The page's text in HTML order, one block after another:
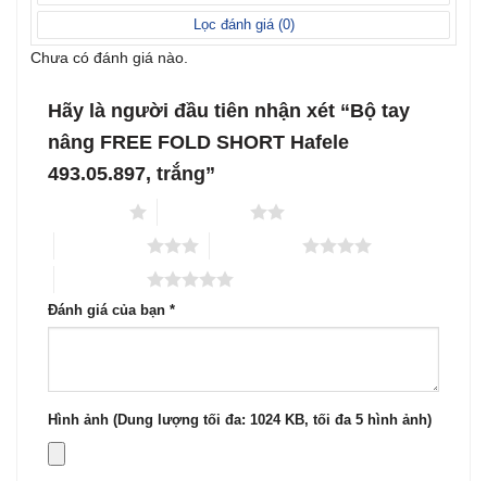
sao
Lọc đánh giá (0)
Chưa có đánh giá nào.
Hãy là người đầu tiên nhận xét “Bộ tay
nâng FREE FOLD SHORT Hafele
493.05.897, trắng”
Đánh giá của bạn *
Hình ảnh (Dung lượng tối đa: 1024 KB, tối đa 5 hình ảnh)